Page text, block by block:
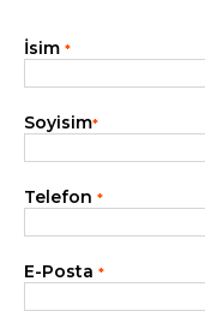
Hakkımızda
Hizmetler
Kampanyalar
Haberler
Blog
İsim *
Soyisim*
Telefon *
E-Posta *